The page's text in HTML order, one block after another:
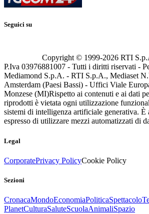
Seguici su
Copyright © 1999-2026 RTI
P.Iva 03976881007 - Tutti i diritti riservati -
Mediamond S.p.A. - RTI S.p.A., Mediaset
Amsterdam (Paesi Bassi) - Uffici Viale
Monzese (MI)Rispetto ai contenuti e ai dati
riprodotti è vietata ogni utilizzazione
sistemi di intelligenza artificiale generativa. È
espresso di utilizzare mezzi automatizzati di
Legal
CorporatePrivacy PolicyCookie Policy
Sezioni
CronacaMondoEconomiaPoliticaSpettacolo
PlanetCulturaSaluteScuolaAnimaliSpazio